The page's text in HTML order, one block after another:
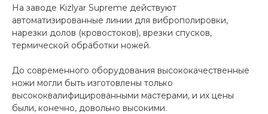
На заводе Kizlyar Supreme действуют
автоматизированные линии для виброполировки,
нарезки долов (кровостоков), врезки спусков,
термической обработки ножей.
До современного оборудования высококачественные
ножи могли быть изготовлены только
высококвалифицированными мастерами, и их цены
были, конечно, довольно высокими.